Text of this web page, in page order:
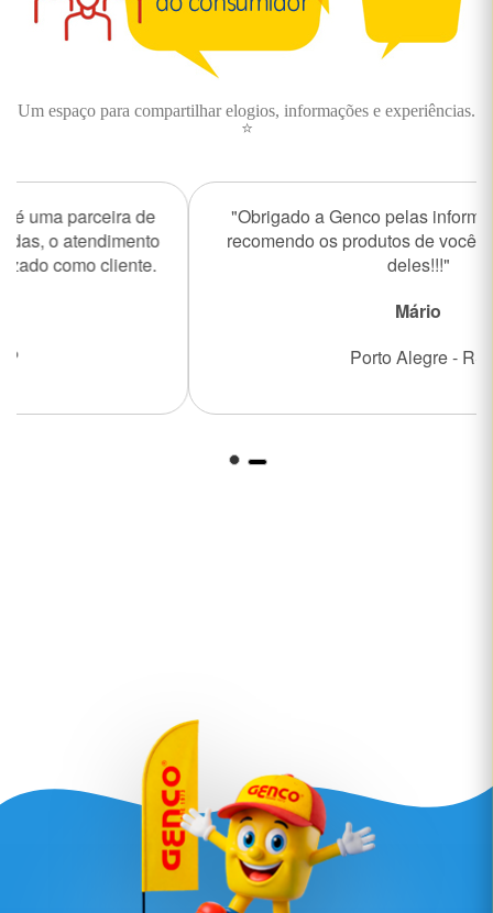
Um espaço para compartilhar elogios, informações e experiências.
⭐
"Obrigado a Genco pelas informações. Só uso e
recomendo os produtos de vocês, pela qualidade